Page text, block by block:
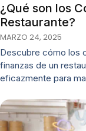
¿Qué son los
Restaurante?
MARZO 24, 2025
Descubre cómo los
finanzas de un
eficazmente para